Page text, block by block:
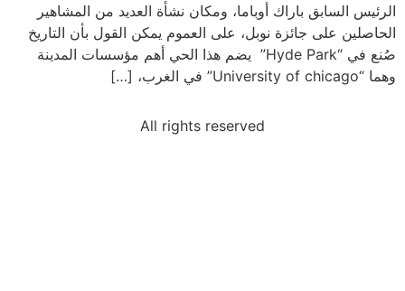
الرئيس السابق باراك أوباما، ومكان نشأة العديد من المشاهير
الحاصلين على جائزة نوبل، على العموم يمكن القول بأن التاريخ
صُنع في “Hyde Park” يضم هذا الحي أهم مؤسسات المدينة
وهما “University of chicago” في الغرب، […]
All rights reserved